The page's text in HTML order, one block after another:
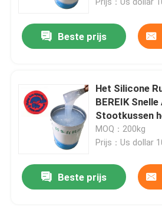
Huis
Ongeveer ons
Fabrieksreis
Kwaliteitscontrole
Beste prijs
Het Silicone
BEREIK
Stootkussen
MOQ：200kg
Prijs：Us dollar
Beste prijs